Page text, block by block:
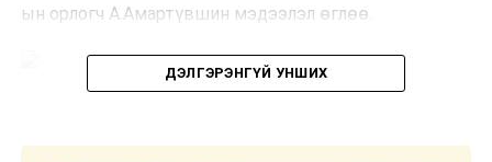
ын орлогч А.Амартүвшин мэдээлэл өглөө.
ДЭЛГЭРЭНГҮЙ УНШИХ